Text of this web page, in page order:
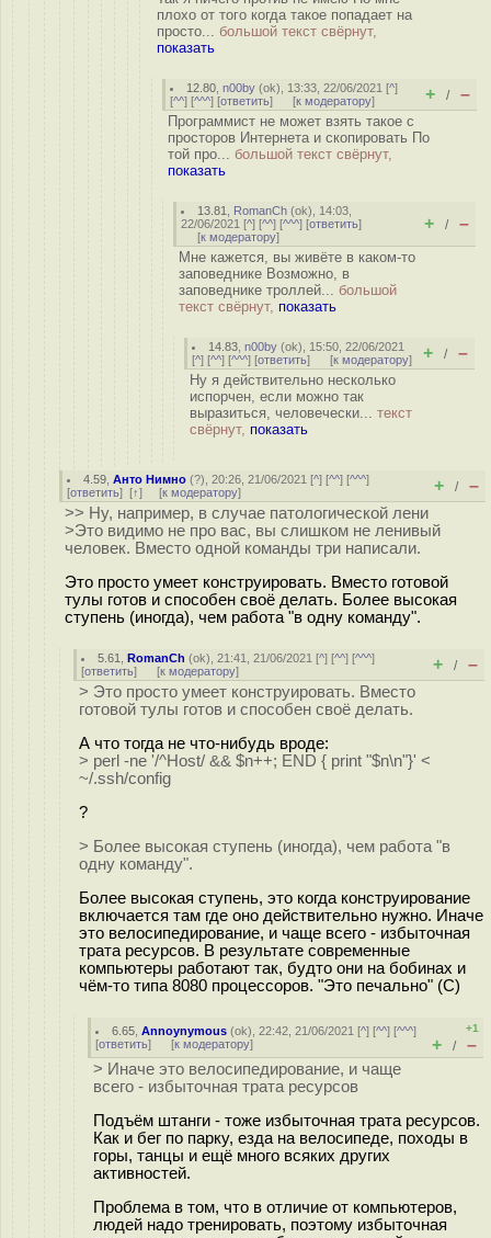
плохо от того когда такое попадает на
просто... большой текст свёрнут,
показать
12.80 ,n00by (ok), 13:33, 22/06/2021 [^]
[^^] [^^^] [ответить] [к модератору] + / –
Программист не может взять такое с
просторов Интернета и скопировать По
той про... большой текст свёрнут,
показать
13.81 RomanCh (ok), 14:03,
22/06/2021 [^] [^^] [^^^] [ответить]
[к модератору]
+ / –
Мне кажется, вы живёте в каком-то
заповеднике Возможно, в
заповеднике троллей... большой
текст свёрнут, показать
14.83 ,n00by (ok), 15:50, 22/06/2021
[^] [^^] [^^^] [ответить] [к модератору] + / –
Ну я действительно несколько
испорчен, если можно так
выразиться, человечески... текст
свёрнут, показать
4.59 ,Анто Нимно (?), 20:26, 21/06/2021 [^] [^^] [^^^]
[ответить] [↑] [к модератору] + / –
>> Ну, например, в случае патологической лени
>Это видимо не про вас, вы слишком не ленивый
человек. Вместо одной команды три написали.
Это просто умеет конструировать. Вместо готовой
тулы готов и способен своё делать. Более высокая
ступень (иногда), чем работа "в одну команду".
5.61 ,RomanCh (ok), 21:41, 21/06/2021 [^] [^^] [^^^]
[ответить] [к модератору] + / –
> Это просто умеет конструировать. Вместо
готовой тулы готов и способен своё делать.
А что тогда не что-нибудь вроде:
> perl -ne '/^Host/ && $n++; END { print "$n\n"}' <
~/.ssh/config
?
> Более высокая ступень (иногда), чем работа "в
одну команду".
Более высокая ступень, это когда конструирование
включается там где оно действительно нужно. Иначе
это велосипедирование, и чаще всего - избыточная
трата ресурсов. В результате современные
компьютеры работают так, будто они на бобинах и
чём-то типа 8080 процессоров. "Это печально" (С)
6.65 ,Annoynymous (ok), 22:42, 21/06/2021 [^] [^^] [^^^]
[ответить] [к модератору]
+1
+ / –
> Иначе это велосипедирование, и чаще
всего - избыточная трата ресурсов
Подъём штанги - тоже избыточная трата ресурсов.
Как и бег по парку, езда на велосипеде, походы в
горы, танцы и ещё много всяких других
активностей.
Проблема в том, что в отличие от компьютеров,
людей надо тренировать, поэтому избыточная